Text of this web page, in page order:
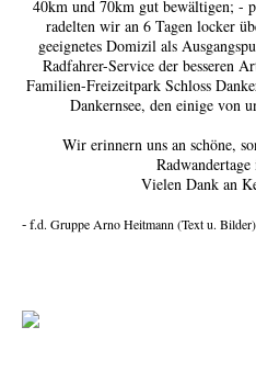
40km und 70km gut bewältigen; -
radelten wir an 6 Tagen locker
geeignetes Domizil als
Radfahrer-Service der besseren
Familien-Freizeitpark Schloss
Dankernsee, den einige von
Wir erinnern uns an schöne,
Vielen Dank an
- f.d. Gruppe Arno Heitmann (Text u.